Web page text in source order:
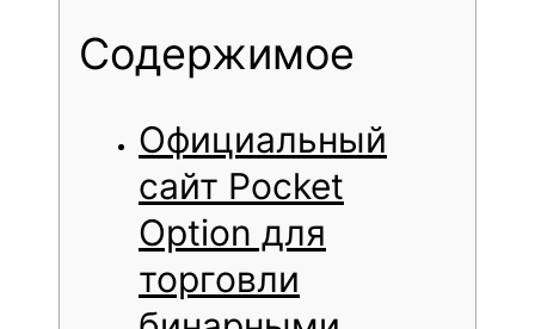
Содержимое
Официальный
сайт Pocket
Option для
торговли